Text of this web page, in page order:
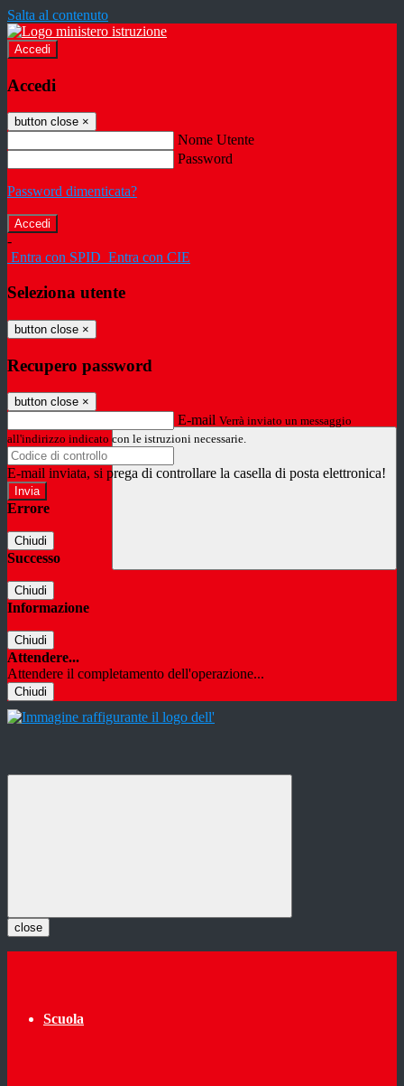
Salta al contenuto
Accedi
Accedi
button close ×
Nome Utente
Password
Password dimenticata?
-
Entra con SPID Entra con CIE
Seleziona utente
button close ×
Recupero password
button close ×
E-mail Verrà inviato un messaggio
all'indirizzo indicato con le istruzioni necessarie.
E-mail inviata, si prega di controllare la casella di posta elettronica!
Errore
Chiudi
Successo
Chiudi
Informazione
Chiudi
Attendere...
Attendere il completamento dell'operazione...
Chiudi
close
Scuola